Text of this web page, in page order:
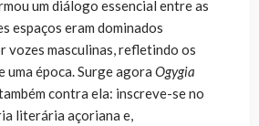
um diálogo essencial entre as
espaços eram dominados
vozes masculinas, refletindo os
época. Surge agora Ogygia
contra ela: inscreve-se no
literária açoriana e,